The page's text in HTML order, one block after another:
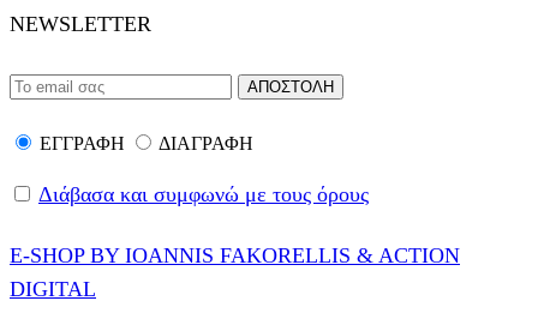
NEWSLETTER
ΕΓΓΡΑΦΗ ΔΙΑΓΡΑΦΗ
Διάβασα και συμφωνώ με τους όρους
E-SHOP BY IOANNIS FAKORELLIS & ACTION
DIGITAL